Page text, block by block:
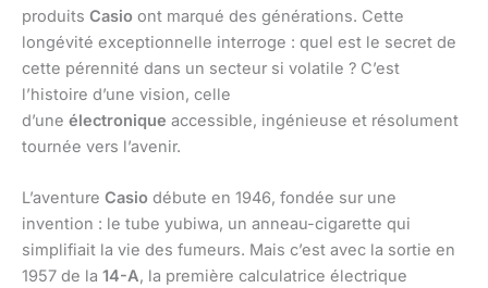
produits Casio ont marqué des générations. Cette
longévité exceptionnelle interroge : quel est le secret de
cette pérennité dans un secteur si volatile ? C’est
l’histoire d’une vision, celle
d’une électronique accessible, ingénieuse et résolument
tournée vers l’avenir.
L’aventure Casio débute en 1946, fondée sur une
invention : le tube yubiwa, un anneau-cigarette qui
simplifiait la vie des fumeurs. Mais c’est avec la sortie en
1957 de la 14-A, la première calculatrice électrique